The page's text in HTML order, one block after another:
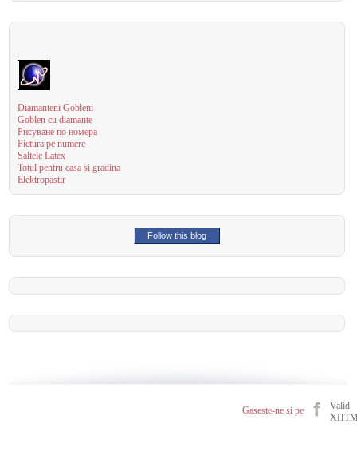
Diamanteni Gobleni
Goblen cu diamante
Рисуване по номера
Pictura pe numere
Saltele Latex
Totul pentru casa si gradina
Elektropastir
Follow this blog
Gaseste-ne si pe
Valid